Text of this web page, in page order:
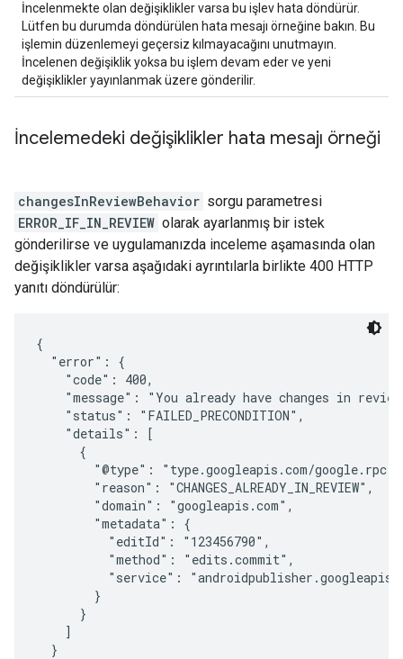
İncelenmekte olan değişiklikler varsa bu işlev hata döndürür.
Lütfen bu durumda döndürülen hata mesajı örneğine bakın. Bu
işlemin düzenlemeyi geçersiz kılmayacağını unutmayın.
İncelenen değişiklik yoksa bu işlem devam eder ve yeni
değişiklikler yayınlanmak üzere gönderilir.
İncelemedeki değişiklikler hata mesajı örneği
changesInReviewBehavior sorgu parametresi
ERROR_IF_IN_REVIEW olarak ayarlanmış bir istek
gönderilirse ve uygulamanızda inceleme aşamasında olan
değişiklikler varsa aşağıdaki ayrıntılarla birlikte 400 HTTP
yanıtı döndürülür:
{
  "error": {
    "code": 400,
"message": "You already have changes in
    "status": "FAILED_PRECONDITION",
    "details": [
      {
"@type": "type.googleapis.com/
        "reason": "CHANGES_ALREADY_IN_REVIEW",
        "domain": "googleapis.com",
        "metadata": {
          "editId": "123456790",
          "method": "edits.commit",
"service":
        }
      }
    ]
  }